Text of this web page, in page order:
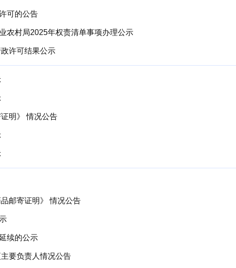
可的公告
农村局2025年权责清单事项办理公示
许可结果公示
明》 情况公告
邮寄证明》 情况公告
续的公示
要负责人情况公告